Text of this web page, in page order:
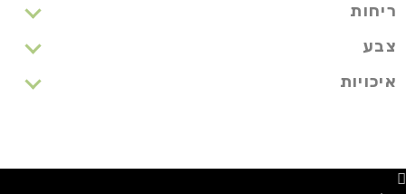
ריחות
צבע
איכויות